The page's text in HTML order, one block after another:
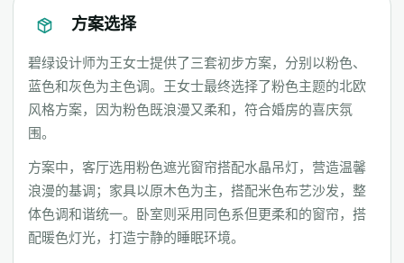
方案选择
碧绿设计师为王女士提供了三套初步方案，分别以粉色、
蓝色和灰色为主色调。王女士最终选择了粉色主题的北欧
风格方案，因为粉色既浪漫又柔和，符合婚房的喜庆氛
围。
方案中，客厅选用粉色遮光窗帘搭配水晶吊灯，营造温馨
浪漫的基调；家具以原木色为主，搭配米色布艺沙发，整
体色调和谐统一。卧室则采用同色系但更柔和的窗帘，搭
配暖色灯光，打造宁静的睡眠环境。